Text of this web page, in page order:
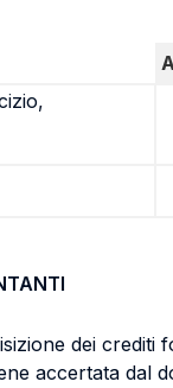
dei
accertata dal